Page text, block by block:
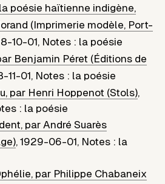
poésie haïtienne indigène,
(Imprimerie modèle, Port-
10-01, Notes : la poésie
Benjamin Péret (Éditions de
11-01, Notes : la poésie
par Henri Hoppenot (Stols),
: la poésie
par André Suarès
,1929-06-01, Notes : la
par Philippe Chabaneix